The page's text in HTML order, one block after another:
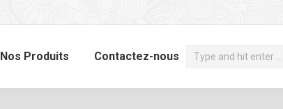
Nos Produits Contactez-nous
Recherche